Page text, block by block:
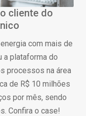
cliente do
com mais de
a plataforma do
processos na área
de R$ 10 milhões
por mês, sendo
Confira o case!